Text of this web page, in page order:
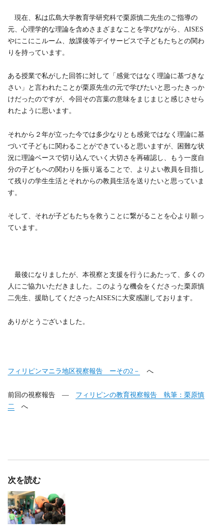
現在、私は広島大学教育学研究科で栗原慎二先生のご指導の
元、心理学的な理論を含めさまざまなことを学びながら、AISES
やにこにこルーム、放課後等デイサービスで子どもたちとの関わ
りを持っています。
ある授業で私がした回答に対して「感覚ではなく理論に基づきな
さい」と言われたことが栗原先生の元で学びたいと思ったきっか
けだったのですが、今回その言葉の意味をまじまじと感じさせら
れたように思います。
それから２年が立った今では多少なりとも感覚ではなく理論に基
づいて子どもに関わることができていると思いますが、困難な状
況に理論ベースで切り込んでいく大切さを再確認し、もう一度自
分の子どもへの関わりを振り返ることで、よりよい教員を目指し
て残りの学生生活とそれからの教員生活を送りたいと思っていま
す。
そして、それが子どもたちを救うことに繋がることを心より願っ
ています。
最後になりましたが、本視察と支援を行うにあたって、多くの
人にご協力いただきました。このような機会をくださった栗原慎
二先生、援助してくださったAISESに大変感謝しております。
ありがとうございました。
フィリピンマニラ地区視察報告 ーその2－ へ
前回の視察報告 ― フィリピンの教育視察報告 執筆：栗原慎
二
へ
次を読む